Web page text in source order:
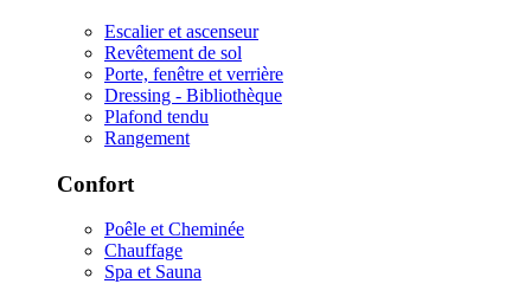
Escalier et ascenseur
Revêtement de sol
Porte, fenêtre et verrière
Dressing - Bibliothèque
Plafond tendu
Rangement
Confort
Poêle et Cheminée
Chauffage
Spa et Sauna